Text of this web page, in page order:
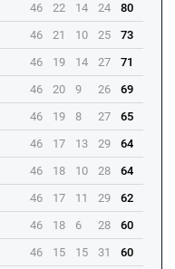
46 22 14 24
80
46 21 10 25
73
46 19 14 27
71
46 20 9 26
69
46 19 8 27
65
46 17 13 29
64
46 18 10 28
64
46 17 11 29
62
46 18 6 28
60
46 15 15 31
60